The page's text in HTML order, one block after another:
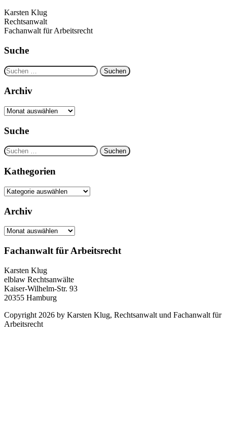
Karsten Klug
Rechtsanwalt
Fachanwalt für Arbeitsrecht
Suche
Suchen
nach:
Archiv
Archiv
Suche
Suchen
nach:
Kathegorien
Kathegorien
Archiv
Archiv
Fachanwalt für Arbeitsrecht
Karsten Klug
elblaw Rechtsanwälte
Kaiser-Wilhelm-Str. 93
20355 Hamburg
Copyright 2026 by Karsten Klug, Rechtsanwalt und Fachanwalt für
Arbeitsrecht